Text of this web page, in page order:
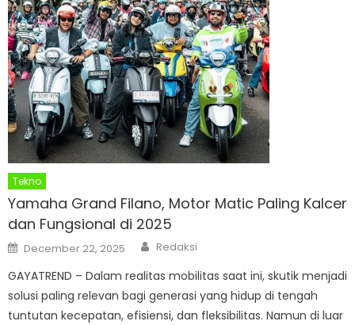
Tekno
Yamaha Grand Filano, Motor Matic Paling Kalcer
dan Fungsional di 2025
Posted
on
December 22, 2025 Author
Redaksi
GAYATREND – Dalam realitas mobilitas saat ini, skutik menjadi
solusi paling relevan bagi generasi yang hidup di tengah
tuntutan kecepatan, efisiensi, dan fleksibilitas. Namun di luar